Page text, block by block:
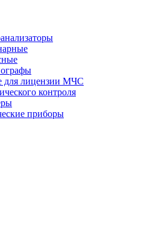
для лицензии МЧС
контроля
приборы